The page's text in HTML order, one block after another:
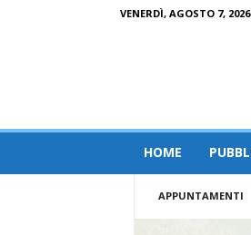
VENERDÌ, AGOSTO 7, 2026
HOME
APPUNTAMENTI